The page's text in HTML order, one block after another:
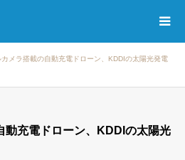
メラ搭載の自動充電ドローン、KDDIの太陽光発電
動充電ドローン、KDDIの太陽光